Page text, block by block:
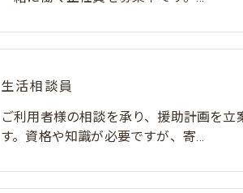
生活相談員
ご利用者様の相談を承り、援助計画を立
す。資格や知識が必要ですが、寄…